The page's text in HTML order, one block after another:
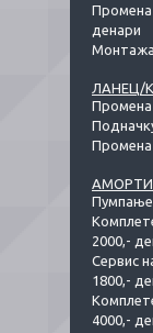
Промена
денари
Монтажа
ЛАНЕЦ/
Промена
Промена
Пумпање
2000,-
Сервис
1800,-
4000,-